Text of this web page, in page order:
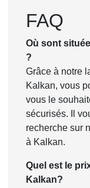
FAQ
Où sont
?
Grâce à notre
Kalkan, vous
vous le
sécurisés. Il
recherche sur
à Kalkan.
Quel est le
Kalkan?